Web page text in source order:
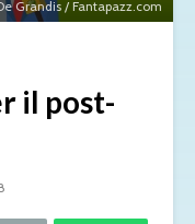
Grandis / Fantapazz.com
il post-